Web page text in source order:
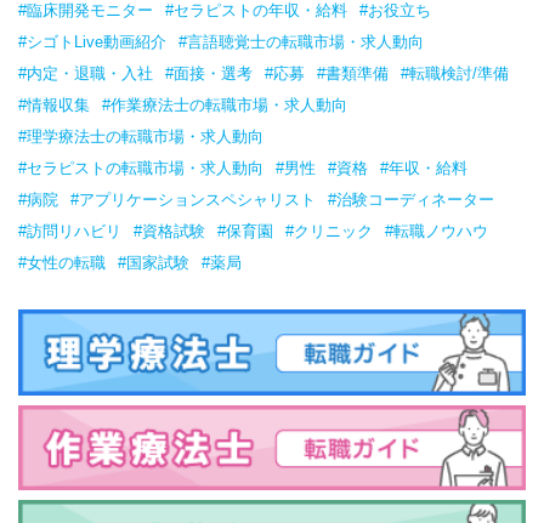
#臨床開発モニター #セラピストの年収・給料
#お役立ち
#シゴトLive動画紹介
#言語聴覚士の転職市場・求人動向
#内定・退職・入社
#面接・選考 #応募 #書類準備
#転職検討/準備
#情報収集
#作業療法士の転職市場・求人動向
#理学療法士の転職市場・求人動向
#セラピストの転職市場・求人動向
#男性 #資格
#年収・給料
#病院
#アプリケーションスペシャリスト
#治験コーディネーター
#訪問リハビリ
#資格試験 #保育園 #クリニック
#転職ノウハウ
#女性の転職
#国家試験 #薬局